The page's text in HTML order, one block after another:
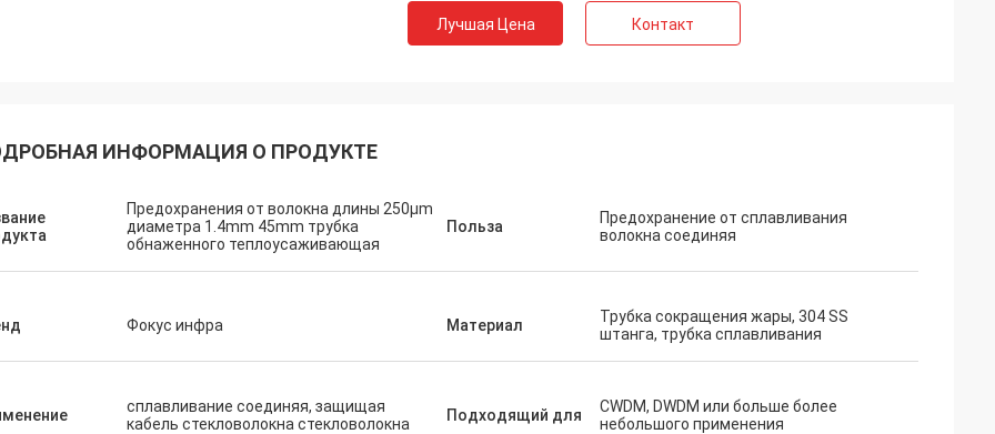
Лучшая Цена Контакт
ИНФОРМАЦИЯ О ПРОДУКТЕ
Предохранения от волокна длины 250μm
диаметра 1.4mm 45mm трубка
обнаженного теплоусаживающая
Польза
Предохранение от сплавливания
волокна соединяя
Фокус инфра Материал
Трубка сокращения жары, 304 SS
штанга, трубка сплавливания
сплавливание соединяя, защищая
кабель стекловолокна стекловолокна
Подходящий для
CWDM, DWDM или больше более
небольшого применения